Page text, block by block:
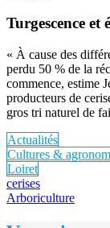
Turgescence et
« À cause des
perdu 50 % de la
commence, estime
producteurs de
gros tri naturel de
Actualités
Cultures &
Loiret
cerises
Arboriculture